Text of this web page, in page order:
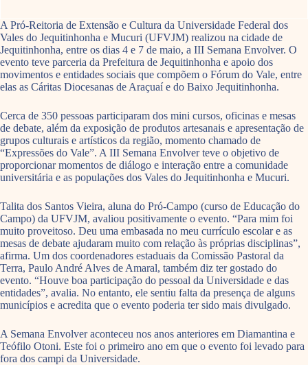
A Pró-Reitoria de Extensão e Cultura da Universidade Federal dos
Vales do Jequitinhonha e Mucuri (UFVJM) realizou na cidade de
Jequitinhonha, entre os dias 4 e 7 de maio, a III Semana Envolver. O
evento teve parceria da Prefeitura de Jequitinhonha e apoio dos
movimentos e entidades sociais que compõem o Fórum do Vale, entre
elas as Cáritas Diocesanas de Araçuaí e do Baixo Jequitinhonha.
Cerca de 350 pessoas participaram dos mini cursos, oficinas e mesas
de debate, além da exposição de produtos artesanais e apresentação de
grupos culturais e artísticos da região, momento chamado de
“Expressões do Vale”. A III Semana Envolver teve o objetivo de
proporcionar momentos de diálogo e interação entre a comunidade
universitária e as populações dos Vales do Jequitinhonha e Mucuri.
Talita dos Santos Vieira, aluna do Pró-Campo (curso de Educação do
Campo) da UFVJM, avaliou positivamente o evento. “Para mim foi
muito proveitoso. Deu uma embasada no meu currículo escolar e as
mesas de debate ajudaram muito com relação às próprias disciplinas”,
afirma. Um dos coordenadores estaduais da Comissão Pastoral da
Terra, Paulo André Alves de Amaral, também diz ter gostado do
evento. “Houve boa participação do pessoal da Universidade e das
entidades”, avalia. No entanto, ele sentiu falta da presença de alguns
municípios e acredita que o evento poderia ter sido mais divulgado.
A Semana Envolver aconteceu nos anos anteriores em Diamantina e
Teófilo Otoni. Este foi o primeiro ano em que o evento foi levado para
fora dos campi da Universidade.